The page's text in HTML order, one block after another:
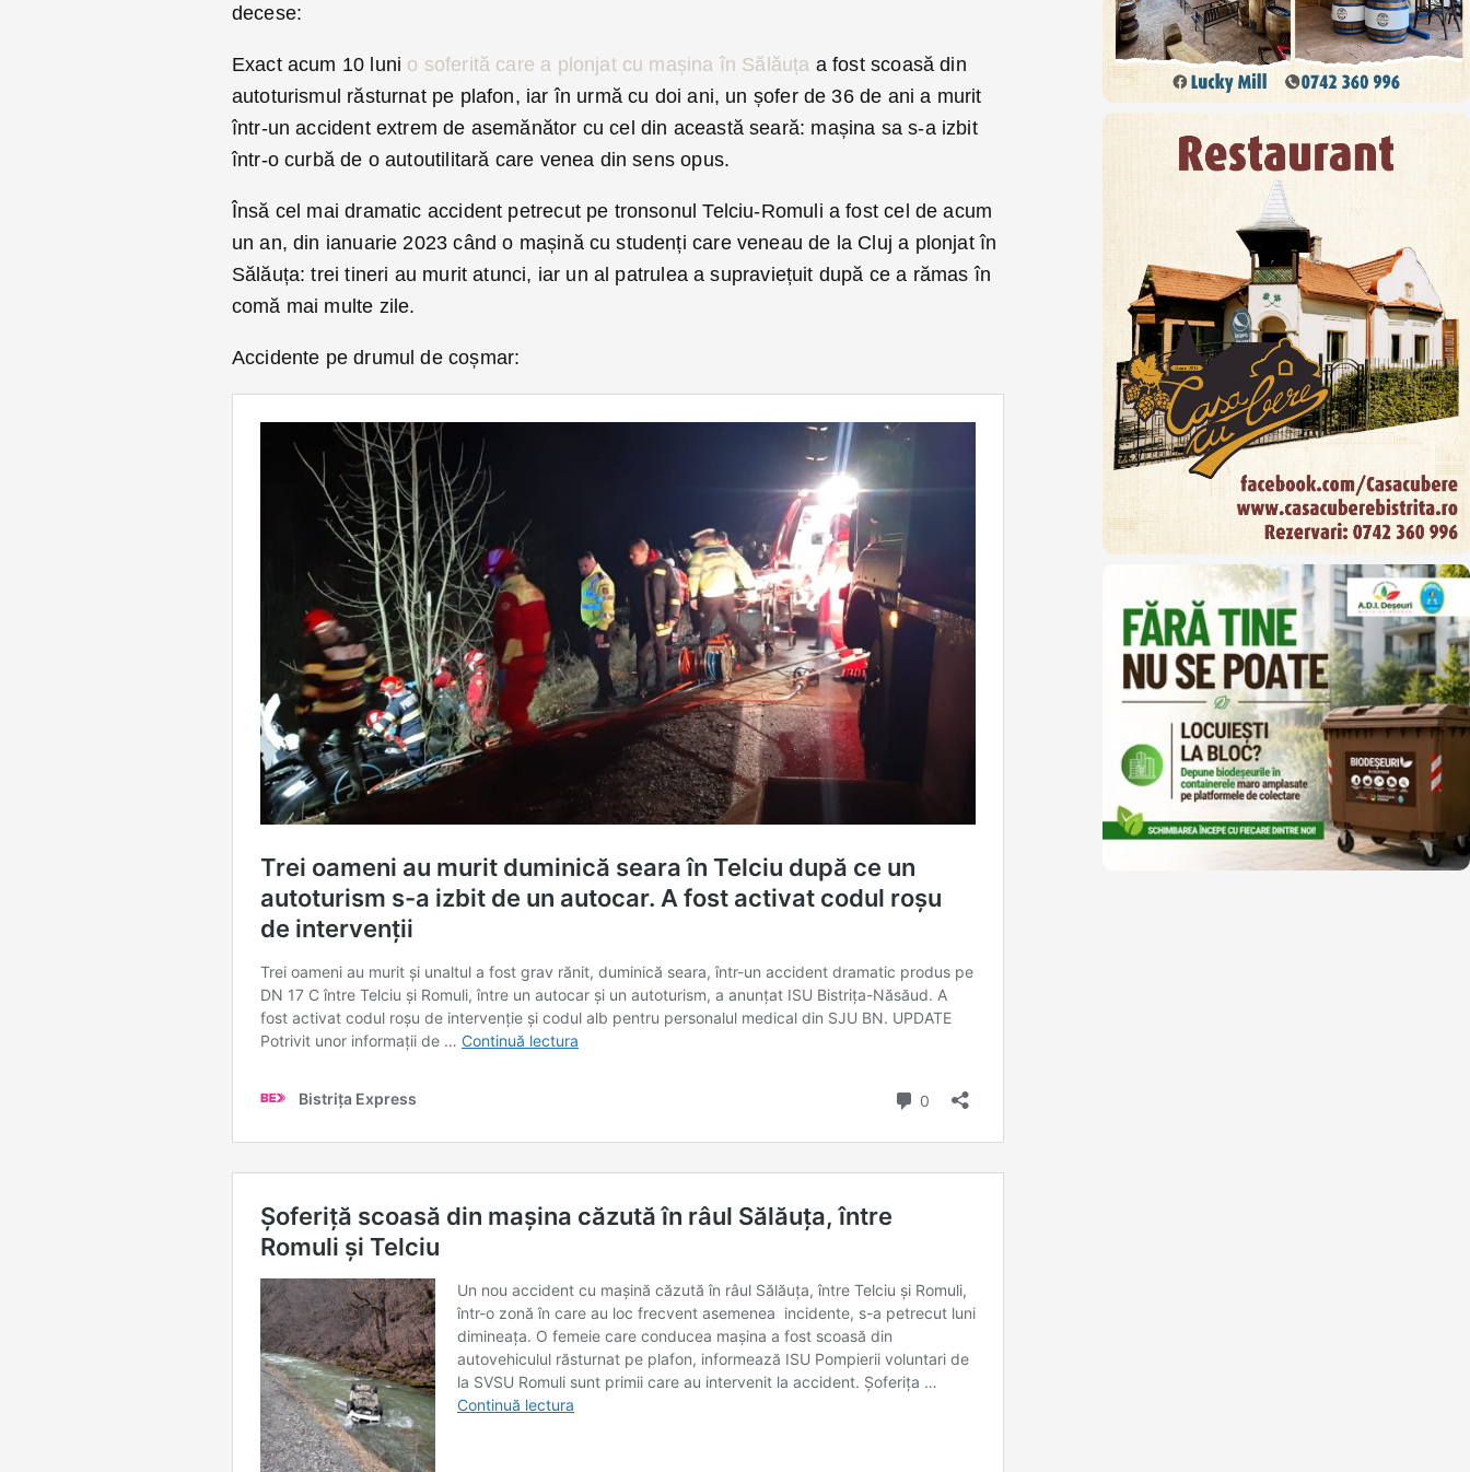
decese:
Exact acum 10 luni o soferită care a plonjat cu mașina în Sălăuța a fost scoasă din
autoturismul răsturnat pe plafon, iar în urmă cu doi ani, un șofer de 36 de ani a murit
într-un accident extrem de asemănător cu cel din această seară: mașina sa s-a izbit
într-o curbă de o autoutilitară care venea din sens opus.
Însă cel mai dramatic accident petrecut pe tronsonul Telciu-Romuli a fost cel de acum
un an, din ianuarie 2023 când o mașină cu studenți care veneau de la Cluj a plonjat în
Sălăuța: trei tineri au murit atunci, iar un al patrulea a supraviețuit după ce a rămas în
comă mai multe zile.
Accidente pe drumul de coșmar: